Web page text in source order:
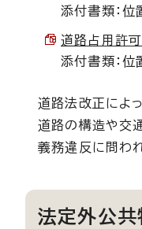
添付書類：位
道路占用許
添付書類：位
道路法改正によ
道路の構造や交
義務違反に問わ
法定外公共